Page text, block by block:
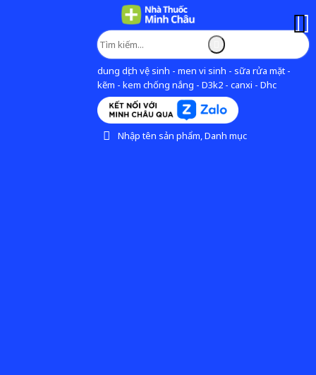
dung dịch vệ sinh - men vi sinh - sữa rửa mặt -
kẽm - kem chống nắng - D3k2 - canxi - Dhc
Nhập tên sản phẩm, Danh mục